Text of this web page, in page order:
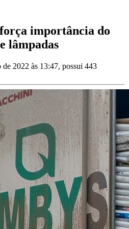
importância do
lâmpadas
2022 às 13:47, possui 443